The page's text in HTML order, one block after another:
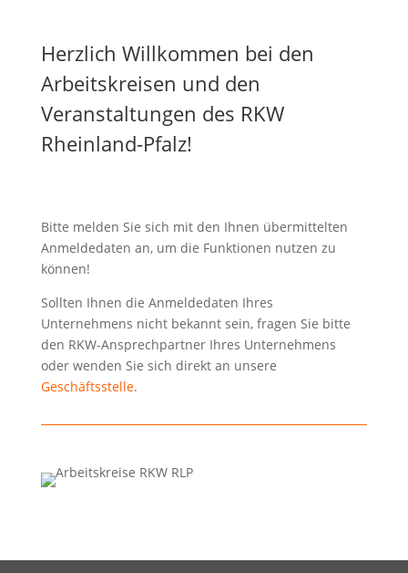
Herzlich Willkommen bei den
Arbeitskreisen und den
Veranstaltungen des RKW
Rheinland-Pfalz!
Bitte melden Sie sich mit den Ihnen übermittelten
Anmeldedaten an, um die Funktionen nutzen zu
können!
Sollten Ihnen die Anmeldedaten Ihres
Unternehmens nicht bekannt sein, fragen Sie bitte
den RKW-Ansprechpartner Ihres Unternehmens
oder wenden Sie sich direkt an unsere
Geschäftsstelle.